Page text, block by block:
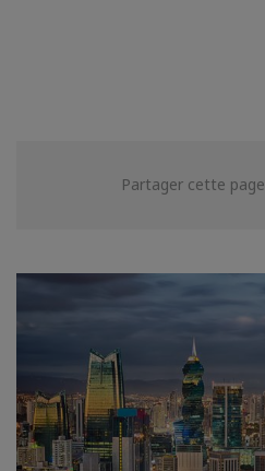
Partager cette page